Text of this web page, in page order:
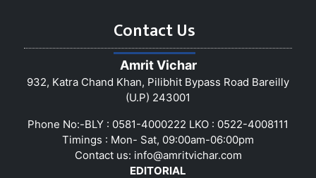
Contact Us
Amrit Vichar
932, Katra Chand Khan, Pilibhit Bypass Road Bareilly
(U.P) 243001
Phone No:-BLY : 0581-4000222 LKO : 0522-4008111
Timings : Mon- Sat, 09:00am-06:00pm
Contact us: info@amritvichar.com
EDITORIAL